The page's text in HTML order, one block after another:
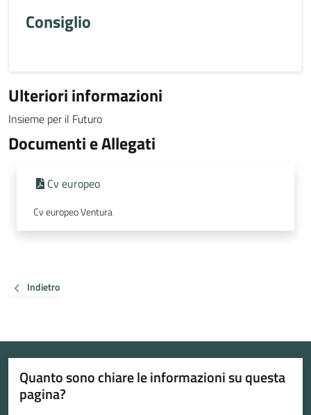
Consiglio
Ulteriori informazioni
Insieme per il Futuro
Documenti e Allegati
Cv europeo
Cv europeo Ventura
Indietro
Quanto sono chiare le informazioni su questa
pagina?